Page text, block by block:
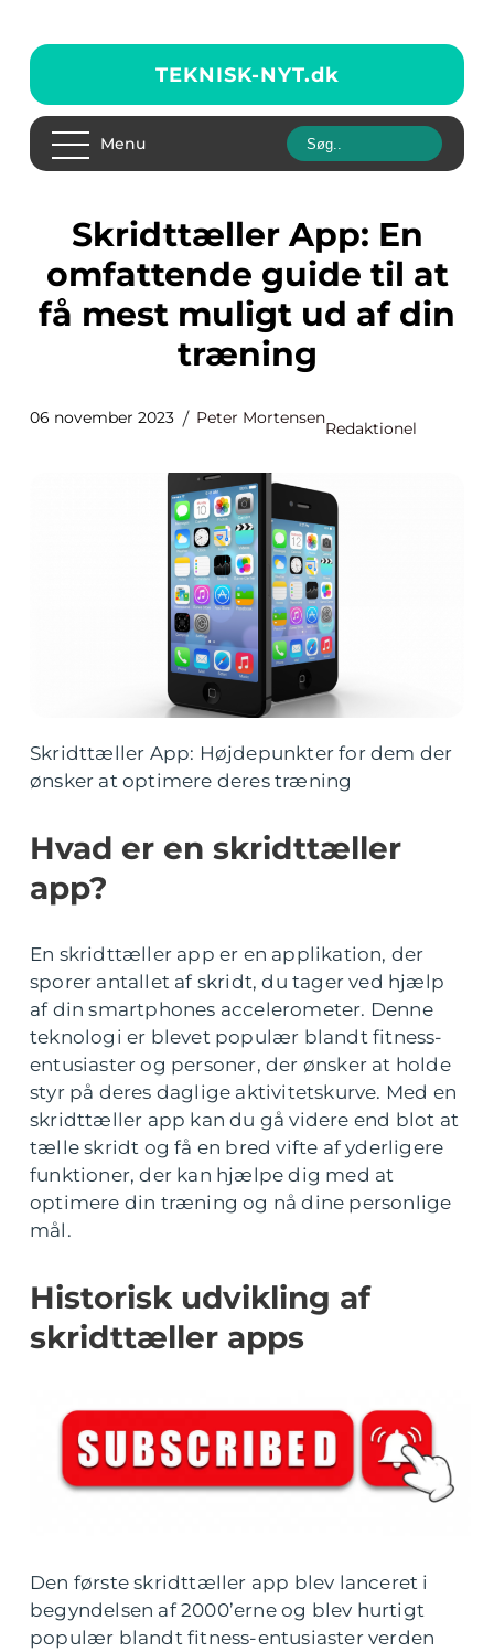
TEKNISK-NYT.dk
Menu
Skridttæller App: En
omfattende guide til at
få mest muligt ud af din
træning
06 november 2023 Peter Mortensen
Redaktionel
Skridttæller App: Højdepunkter for dem der
ønsker at optimere deres træning
Hvad er en skridttæller
app?
En skridttæller app er en applikation, der
sporer antallet af skridt, du tager ved hjælp
af din smartphones accelerometer. Denne
teknologi er blevet populær blandt fitness-
entusiaster og personer, der ønsker at holde
styr på deres daglige aktivitetskurve. Med en
skridttæller app kan du gå videre end blot at
tælle skridt og få en bred vifte af yderligere
funktioner, der kan hjælpe dig med at
optimere din træning og nå dine personlige
mål.
Historisk udvikling af
skridttæller apps
Den første skridttæller app blev lanceret i
begyndelsen af 2000’erne og blev hurtigt
populær blandt fitness-entusiaster verden